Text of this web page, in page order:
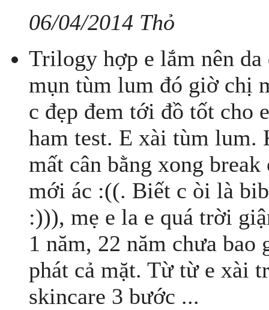
06/04/2014 Thỏ
Trilogy hợp e lắm nên
mụn tùm lum đó giờ chị
c đẹp đem tới đồ tốt cho
ham test. E xài tùm lum.
mất cân bằng xong
mới ác :((. Biết c òi là
:))), mẹ e la e quá trời
1 năm, 22 năm chưa bao
phát cả mặt. Từ từ e xài
skincare 3 bước ...